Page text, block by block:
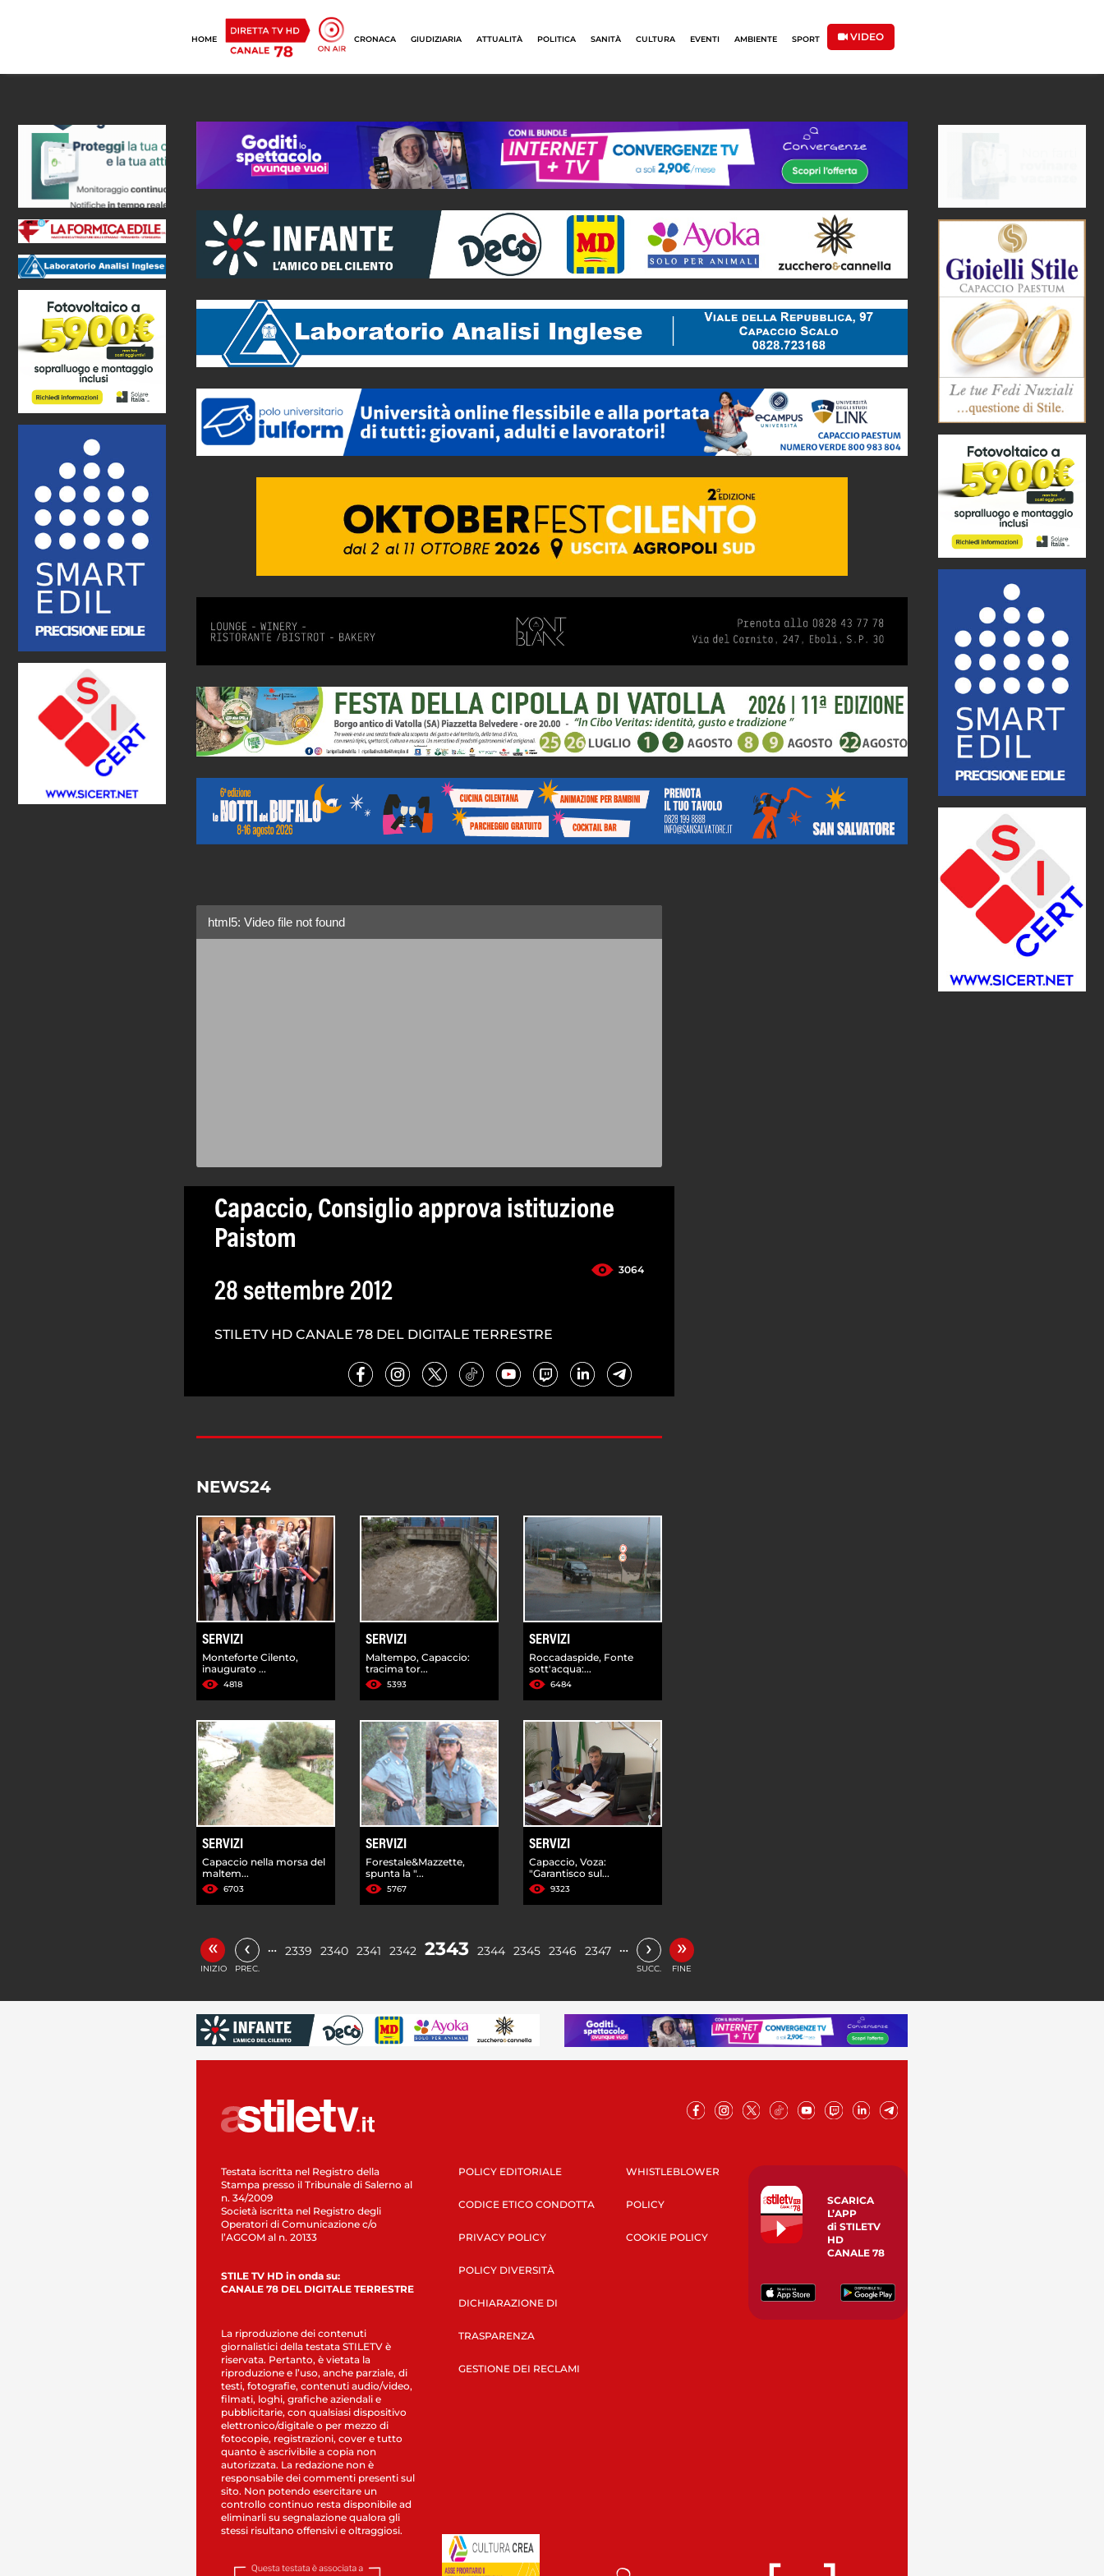
HOME CRONACA GIUDIZIARIA ATTUALITÀ POLITICA SANITÀ CULTURA EVENTI AMBIENTE SPORT VIDEO
html5: Video file not found
Capaccio, Consiglio approva istituzione
Paistom
3064
28 settembre 2012
STILETV HD CANALE 78 DEL DIGITALE TERRESTRE
NEWS24
SERVIZI
Monteforte Cilento,
inaugurato ...
4818
SERVIZI
Maltempo, Capaccio:
tracima tor...
5393
SERVIZI
Roccadaspide, Fonte
sott'acqua:...
6484
SERVIZI
Capaccio nella morsa del
maltem...
6703
SERVIZI
Forestale&Mazzette,
spunta la "...
5767
SERVIZI
Capaccio, Voza:
"Garantisco sul...
9323
«
INIZIO
‹
PREC.
… 2339 2340 2341 2342 2343 2344 2345 2346 2347 … ›
SUCC.
»
FINE
Testata iscritta nel Registro della
Stampa presso il Tribunale di Salerno al
n. 34/2009
Società iscritta nel Registro degli
Operatori di Comunicazione c/o
l’AGCOM al n. 20133
STILE TV HD in onda su:
CANALE 78 DEL DIGITALE TERRESTRE
La riproduzione dei contenuti
giornalistici della testata STILETV è
riservata. Pertanto, è vietata la
riproduzione e l’uso, anche parziale, di
testi, fotografie, contenuti audio/video,
filmati, loghi, grafiche aziendali e
pubblicitarie, con qualsiasi dispositivo
elettronico/digitale o per mezzo di
fotocopie, registrazioni, cover e tutto
quanto è ascrivibile a copia non
autorizzata. La redazione non è
responsabile dei commenti presenti sul
sito. Non potendo esercitare un
controllo continuo resta disponibile ad
eliminarli su segnalazione qualora gli
stessi risultano offensivi e oltraggiosi.
POLICY EDITORIALE
CODICE ETICO CONDOTTA
PRIVACY POLICY
POLICY DIVERSITÀ
DICHIARAZIONE DI
TRASPARENZA
GESTIONE DEI RECLAMI
WHISTLEBLOWER
POLICY
COOKIE POLICY
SCARICA
L’APP
di STILETV
HD
CANALE 78